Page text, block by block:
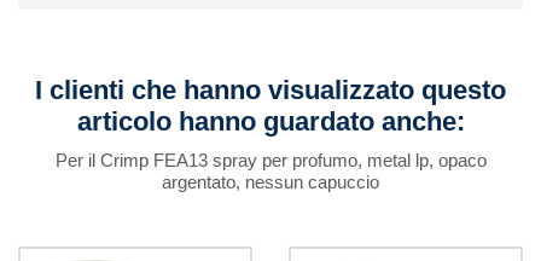
I clienti che hanno visualizzato questo
articolo hanno guardato anche:
Per il Crimp FEA13 spray per profumo, metal lp, opaco
argentato, nessun capuccio